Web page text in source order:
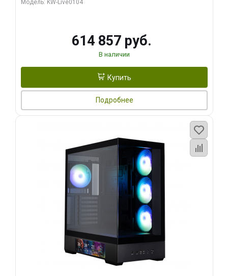
Модель: KW-Live0104
614 857 руб.
В наличии
Купить
Подробнее